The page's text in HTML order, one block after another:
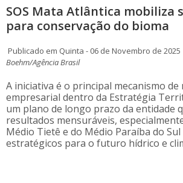
SOS Mata Atlântica mobiliza
para conservação do bioma
Publicado em Quinta - 06 de Novembro de 2025
Boehm/Agência Brasil
A iniciativa é o principal mecanismo de
empresarial dentro da Estratégia
um plano de longo prazo da entidade
resultados mensuráveis,
Médio Tietê e do Médio Paraíba do
estratégicos para o futuro hídrico e